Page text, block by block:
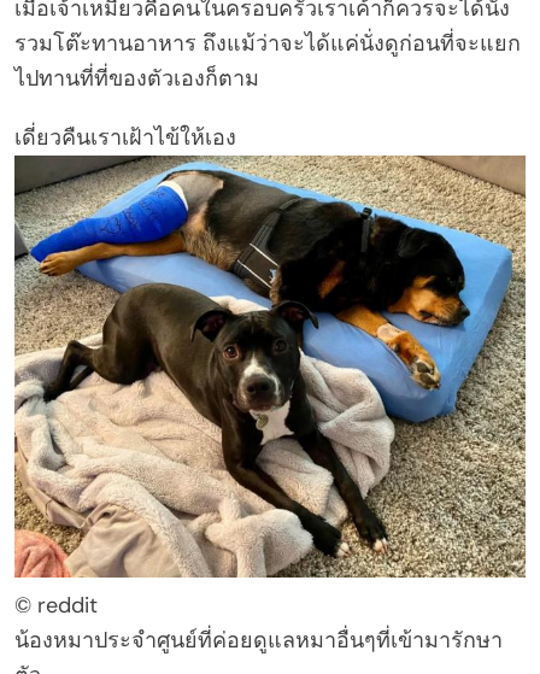
เมื่อเจ้าเหมียวคือคนในครอบครัวเราเค้าก็ควรจะได้นั่ง
รวมโต๊ะทานอาหาร ถึงแม้ว่าจะได้แค่นั่งดูก่อนที่จะแยก
ไปทานที่ที่ของตัวเองก็ตาม
เดี่ยวคืนเราเฝ้าไข้ให้เอง
© reddit
น้องหมาประจำศูนย์ที่ค่อยดูแลหมาอื่นๆที่เข้ามารักษา